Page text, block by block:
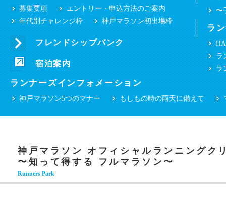
大会テーマ 大会要項
プロパティ（シンボルマーク・ロゴタイプ等）
ご使用について
交通規制のお知らせ 選手・ゲスト
募集要項
エントリー・申込方法のご案内
年代別チャレンジ枠
神戸マラソン初出場枠
〜
フレンドシップバンク
宿泊案内
ラ
ラ
ラ
ランナーズインフォメーション
神戸マラソン5つのマナー もしもの時の雨天に備えて
団体ボランティア募集要項 個
神戸マラソンEXPO2015「感謝と友情ステー
ランナー・ボランティアの皆様へ
沿道の皆様へ
神戸マラソン オフィシャルランニングク
〜知って得する フルマラソン〜
Runners Park